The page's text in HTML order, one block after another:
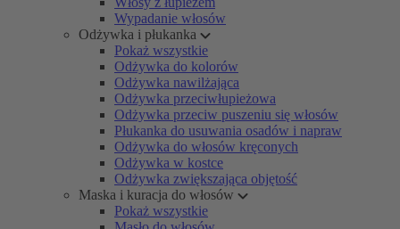
Wypadanie włosów
Odżywka i płukanka
Pokaż wszystkie
Odżywka do kolorów
Odżywka nawilżająca
Odżywka przeciwłupieżowa
Odżywka przeciw puszeniu się włosów
Płukanka do usuwania osadów i napraw
Odżywka do włosów kręconych
Odżywka w kostce
Odżywka zwiększająca objętość
Maska i kuracja do włosów
Pokaż wszystkie